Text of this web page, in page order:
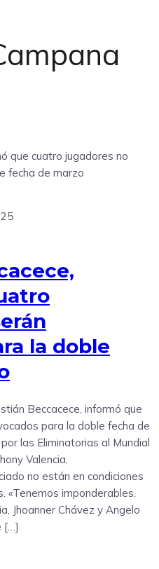
la doble
Beccacece, informó que
para la doble fecha de
las Eliminatorias al Mundial
Valencia,
no están en condiciones
«Tenemos imponderables.
Jhoanner Chávez y Angelo
[…]